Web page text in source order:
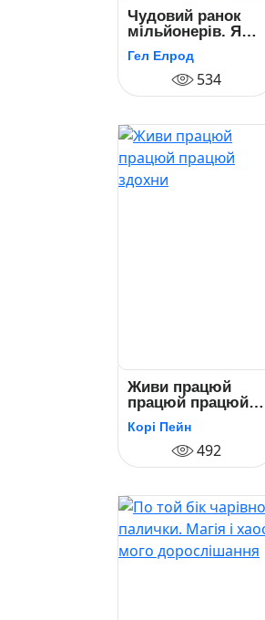
Чудовий ранок
мільйонерів. Як
не проспати своє
багатство
Гел Елрод
534
Живи працюй
працюй працюй
здохни
Корі Пейн
492